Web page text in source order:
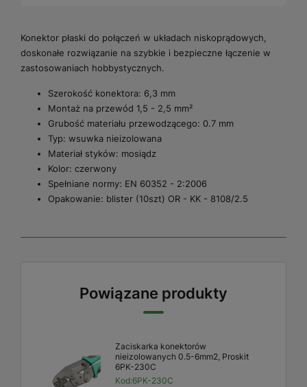
Konektor płaski do połączeń w układach niskoprądowych,
doskonałe rozwiązanie na szybkie i bezpieczne łączenie w
zastosowaniach hobbystycznych.
Szerokość konektora: 6,3 mm
Montaż na przewód 1,5 - 2,5 mm²
Grubość materiału przewodzącego: 0.7 mm
Typ: wsuwka nieizolowana
Materiał styków: mosiądz
Kolor: czerwony
Spełniane normy: EN 60352 - 2:2006
Opakowanie: blister (10szt) OR - KK - 8108/2.5
Powiązane produkty
Zaciskarka konektorów
nieizolowanych 0.5-6mm2, Proskit
6PK-230C
Kod:6PK-230C